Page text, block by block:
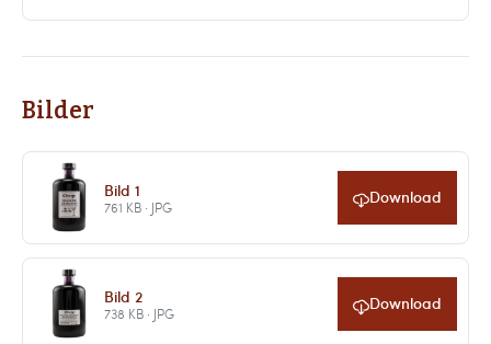
Bilder
Bild 1
761 KB · JPG Download
Bild 2
738 KB · JPG Download